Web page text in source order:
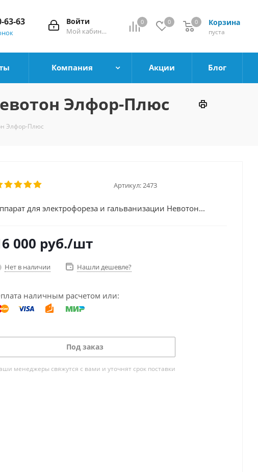
0 0 Корзина
0
пуста
0
Войти
Мой кабинет
63-63
Компания Акции Блог
Элфор-Плюс
Элфор-Плюс
Артикул: 2473
для электрофореза и гальванизации Невотон...
000 руб./шт
Нет в наличии Нашли дешевле?
наличным расчетом или:
Под заказ
менеджеры свяжутся с вами и уточнят срок поставки